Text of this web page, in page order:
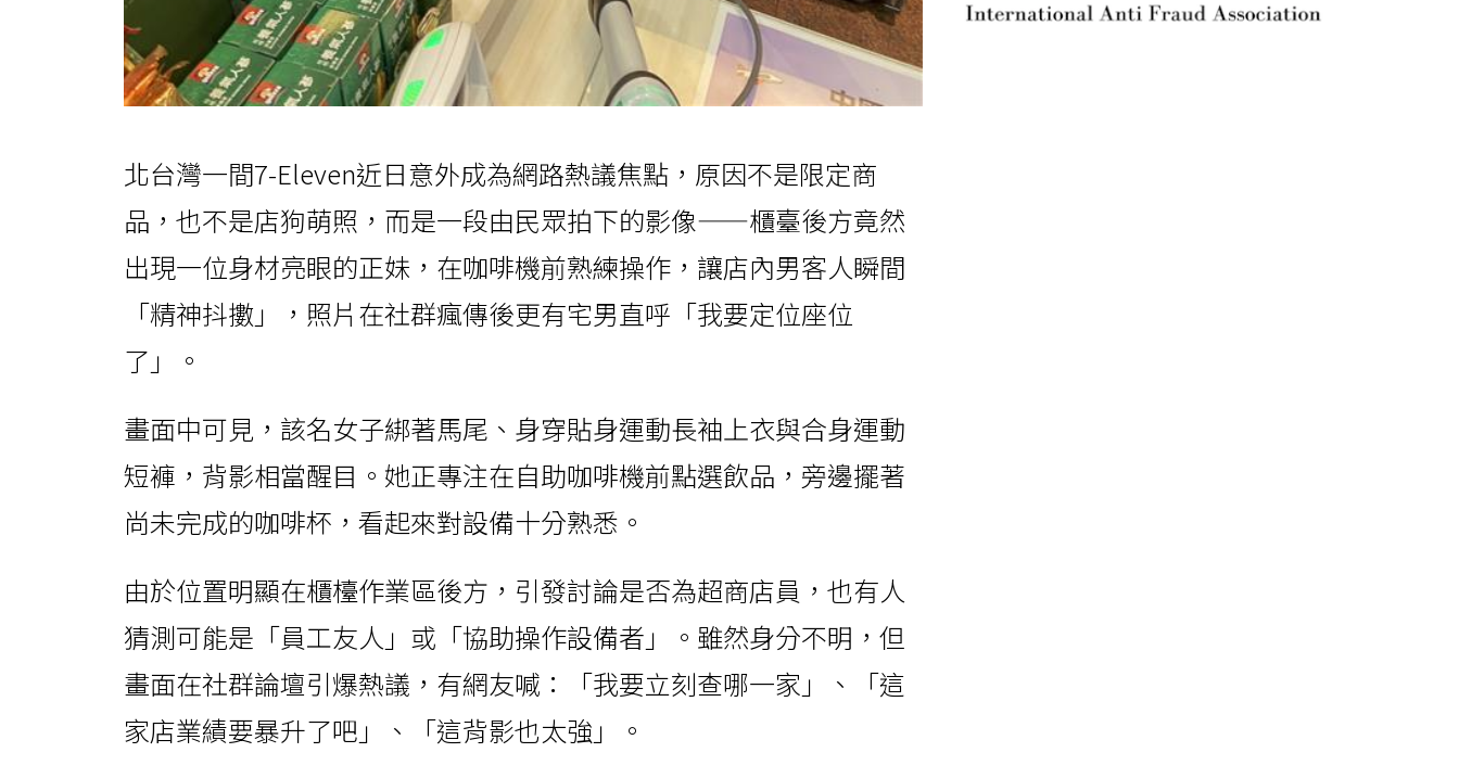
北台灣一間7-Eleven近日意外成為網路熱議焦點，原因不是限定商
品，也不是店狗萌照，而是一段由民眾拍下的影像——櫃臺後方竟然
出現一位身材亮眼的正妹，在咖啡機前熟練操作，讓店內男客人瞬間
「精神抖擻」，照片在社群瘋傳後更有宅男直呼「我要定位座位
了」。
畫面中可見，該名女子綁著馬尾、身穿貼身運動長袖上衣與合身運動
短褲，背影相當醒目。她正專注在自助咖啡機前點選飲品，旁邊擺著
尚未完成的咖啡杯，看起來對設備十分熟悉。
由於位置明顯在櫃檯作業區後方，引發討論是否為超商店員，也有人
猜測可能是「員工友人」或「協助操作設備者」。雖然身分不明，但
畫面在社群論壇引爆熱議，有網友喊：「我要立刻查哪一家」、「這
家店業績要暴升了吧」、「這背影也太強」。